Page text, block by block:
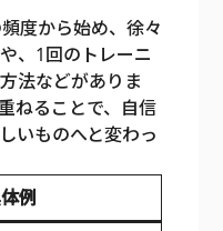
度から始め、徐々
、1回のトレーニ
法などがありま
ねることで、自信
いものへと変わっ
例